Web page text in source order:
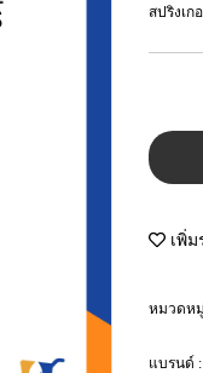
สปริงเก
เพิ่
หมวดห
แบรนด์ :